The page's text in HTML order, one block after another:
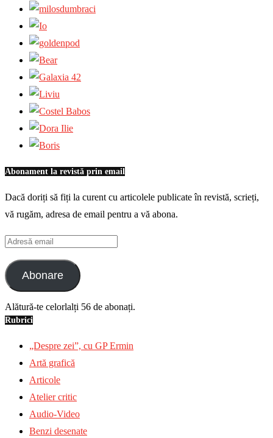
Abonament la revistă prin email
Dacă doriți să fiți la curent cu articolele publicate în revistă, scrieți,
vă rugăm, adresa de email pentru a vă abona.
Adresă
email
Abonare
Alătură-te celorlalți 56 de abonați.
Rubrici
„Despre zei”, cu GP Ermin
Artă grafică
Articole
Atelier critic
Audio-Video
Benzi desenate